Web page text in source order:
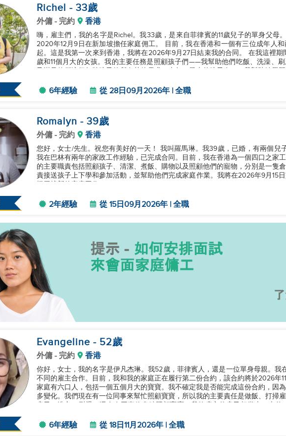
Richel - 33歲
外傭 - 完約 香港
嗨，雇主們，我的名字是Richel。我33歲，是來自菲律賓的11歲兒子的單身父母。 我從2016年11月9日到
2020年12月9日在新加坡擔任家庭佣工。 目前，我在香港和一個有三位成年人和兩個孩子的家庭住在一
起。這是我第一次來到香港，我將在2026年9月27日結束我的合同。 在我這裡期間，我照顧11個月大、2
歲和11個月大的女孩。我的主要任務是照顧孩子們——我幫助他們吃飯、洗澡、刷
6年經驗 從 28日09月2026年 | 全職
Romalyn - 39歲
外傭 - 完約 香港
您好，女士/先生。祝您有美好的一天！ 我叫羅馬琳。我39歲，已婚，有兩個兒子，分別是13歲和9歲。
我在巴林有兩年的家政工作經驗，已完成合同。目前，我在香港為一個四口之家
的主要職責包括照顧孩子、清潔、煮飯、購物以及照顧他們的寵物，分別是一隻
責接送孩子上下學和參加活動，並幫助他們完成家庭作業。我將在2026年9月15
2年經驗 從 15日09月2026年 | 全職
Evangeline - 52歲
外傭 - 完約 香港
你好，女士，我的名字是伊凡杰琳。我52歲，菲律賓人，還是一位單身母親。我
不同的雇主合作。目前，我和我的家庭正在履行第二份合約，該合約將於2026年
家庭有六口人，包括一個五個月大的寶寶。我不確定我是否能完成這份合約，因
多變化。我們現在有一位同事來幫忙照顧寶寶，所以我的主要責任是做飯、打掃
6年經驗 從 18日11月2026年 | 全職